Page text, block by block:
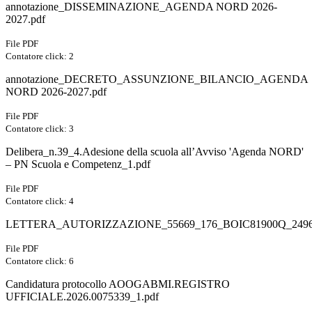
annotazione_DISSEMINAZIONE_AGENDA NORD 2026-
2027.pdf
File PDF
Contatore click: 2
annotazione_DECRETO_ASSUNZIONE_BILANCIO_AGENDA
NORD 2026-2027.pdf
File PDF
Contatore click: 3
Delibera_n.39_4.Adesione della scuola all’Avviso 'Agenda NORD'
– PN Scuola e Competenz_1.pdf
File PDF
Contatore click: 4
File PDF
Contatore click: 6
Candidatura protocollo AOOGABMI.REGISTRO
UFFICIALE.2026.0075339_1.pdf